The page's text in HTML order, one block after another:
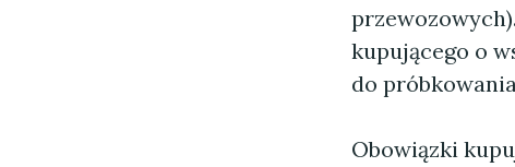
kupującego o
do
Obowiązki